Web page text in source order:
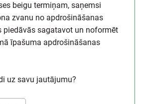
beigu termiņam, saņemsi
zvanu no apdrošināšanas
piedāvās sagatavot un noformēt
īpašuma apdrošināšanas
uz savu jautājumu?